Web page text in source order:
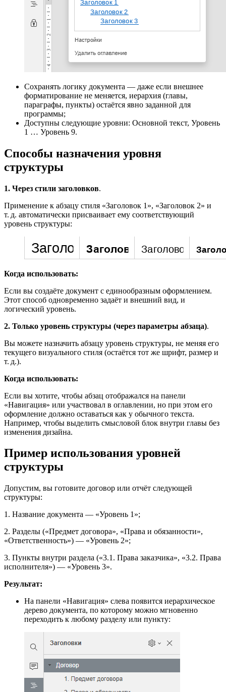
Сохранять логику документа — даже если внешнее
форматирование не меняется, иерархия (главы,
параграфы, пункты) остаётся явно заданной для
программы;
Доступны следующие уровни: Основной текст, Уровень
1 … Уровень 9.
Способы назначения уровня
структуры
1. Через стили заголовков.
Применение к абзацу стиля «Заголовок 1», «Заголовок 2» и
т. д. автоматически присваивает ему соответствующий
уровень структуры:
Когда использовать:
Если вы создаёте документ с единообразным оформлением.
Этот способ одновременно задаёт и внешний вид, и
логический уровень.
2. Только уровень структуры (через параметры абзаца).
Вы можете назначить абзацу уровень структуры, не меняя его
текущего визуального стиля (остаётся тот же шрифт, размер и
т. д.).
Когда использовать:
Если вы хотите, чтобы абзац отображался на панели
«Навигация» или участвовал в оглавлении, но при этом его
оформление должно оставаться как у обычного текста.
Например, чтобы выделить смысловой блок внутри главы без
изменения дизайна.
Пример использования уровней
структуры
Допустим, вы готовите договор или отчёт следующей
структуры:
1. Название документа — «Уровень 1»;
2. Разделы («Предмет договора», «Права и обязанности»,
«Ответственность») — «Уровень 2»;
3. Пункты внутри раздела («3.1. Права заказчика», «3.2. Права
исполнителя») — «Уровень 3».
Результат:
На панели «Навигация» слева появится иерархическое
дерево документа, по которому можно мгновенно
переходить к любому разделу или пункту: